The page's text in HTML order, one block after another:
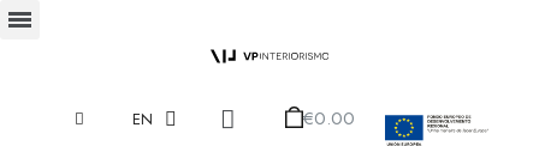
EN €0.00